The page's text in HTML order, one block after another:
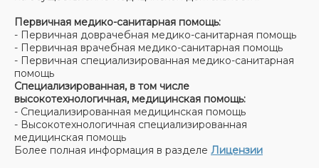
Первичная медико-санитарная помощь:
- Первичная доврачебная медико-санитарная помощь
- Первичная врачебная медико-санитарная помощь
- Первичная специализированная медико-санитарная
помощь
Специализированная, в том числе
высокотехнологичная, медицинская помощь:
- Специализированная медицинская помощь
- Высокотехнологичная специализированная
медицинская помощь
Более полная информация в разделе Лицензии